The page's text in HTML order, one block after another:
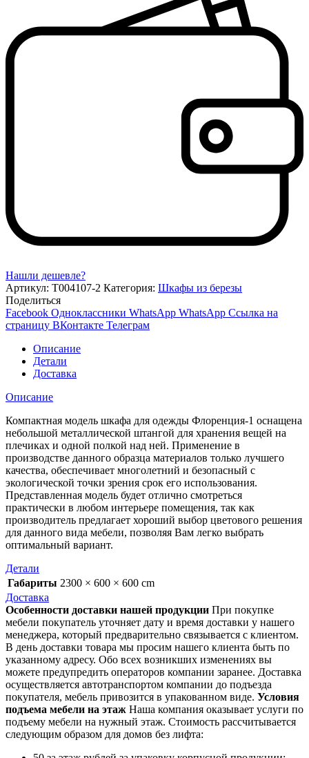
Нашли дешевле?
Артикул: Т004107-2 Категория: Шкафы из березы
Поделиться
Facebook Одноклассники WhatsApp WhatsApp Ссылка на
страницу ВКонтакте Телеграм
Описание
Детали
Доставка
Описание
Компактная модель шкафа для одежды Флоренция-1 оснащена
небольшой металлической штангой для хранения вещей на
плечиках и одной полкой над ней. Применение в
производстве данного образца материалов только лучшего
качества, обеспечивает многолетний и безопасный с
экологической точки зрения срок его использования.
Представленная модель будет отлично смотреться
практически в любом интерьере помещения, так как
производитель предлагает хороший выбор цветового решения
для данного вида мебели, позволяя Вам легко выбрать
оптимальный вариант.
Детали
Габариты 2300 × 600 × 600 cm
Доставка
Особенности доставки нашей продукции При покупке
мебели покупатель уточняет дату и время доставки у нашего
менеджера, который предварительно связывается с клиентом.
В день доставки товара мы просим нашего клиента быть по
указанному адресу. Обо всех возникших изменениях вы
можете предупредить операторов компании заранее. Доставка
осуществляется автотранспортом компании до подъезда
покупателя, мебель привозится в упакованном виде. Условия
подъема мебели на этаж Наша компания оказывает услуги по
подъему мебели на нужный этаж. Стоимость рассчитывается
следующим образом для домов без лифта: